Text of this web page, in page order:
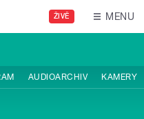
ŽIVĚ MENU
AUDIOARCHIV KAMERY